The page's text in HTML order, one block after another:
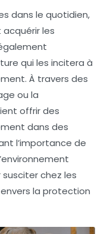
dans le quotidien,
les
qui les incitera à
À travers des
ou la
offrir des
dans des
l’importance de
chez les
la protection